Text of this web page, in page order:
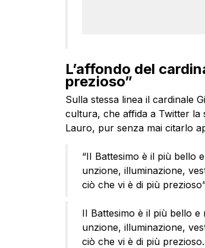
L’affondo del
prezioso”
Sulla stessa linea il cardinale
cultura, che affida a Twitter la
Lauro, pur senza mai citarlo
“II Battesimo è il più bello
unzione, illuminazione,
ciò che vi è di più
II Battesimo è il più bello e
unzione, illuminazione,
ciò che vi è di più